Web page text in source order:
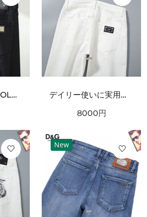
この夏を彩る！DOLCE＆GABBANA ドルチェ＆ガッバーナ コピー ジーパン 引き続き注目のスタイル
デイリー使いに実用性抜群！DOLCE＆GABBANA ドルチェ＆ガッバーナ コピー ジーパン スタイリッシュなスタイル
8000円
New